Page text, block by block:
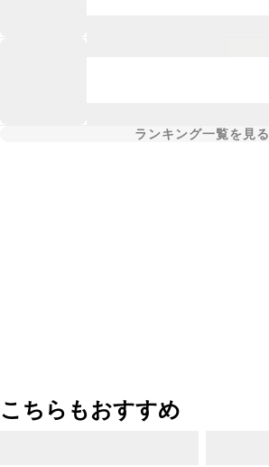
ランキング一覧を見る
こちらもおすすめ